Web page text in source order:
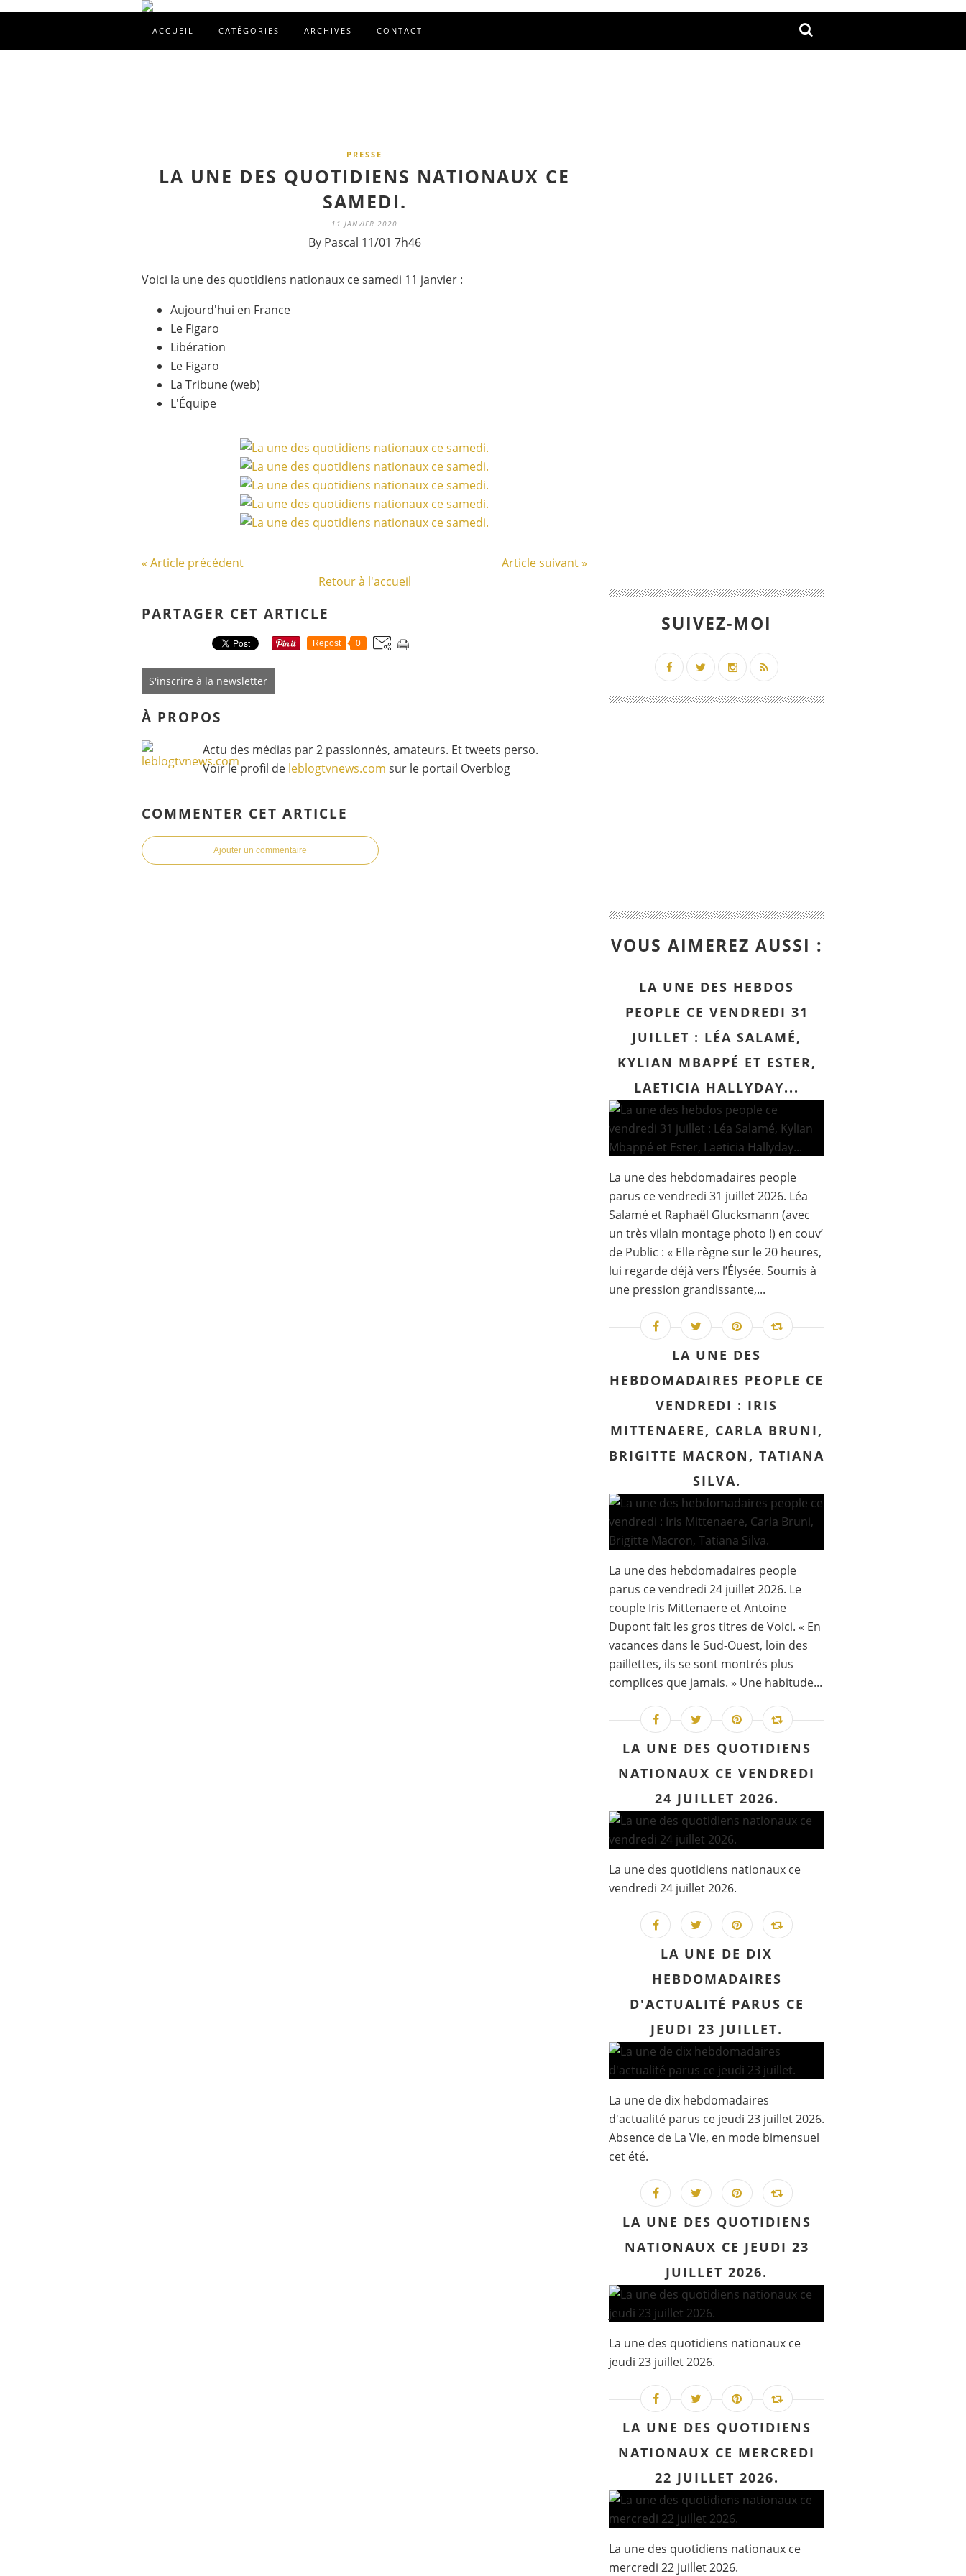
ACCUEIL CATÉGORIES ARCHIVES CONTACT
PRESSE
LA UNE DES QUOTIDIENS NATIONAUX CE
SAMEDI.
11 JANVIER 2020
By Pascal 11/01 7h46
Voici la une des quotidiens nationaux ce samedi 11 janvier :
Aujourd'hui en France
Le Figaro
Libération
Le Figaro
La Tribune (web)
L'Équipe
« Article précédent
Article suivant »
Retour à l'accueil
PARTAGER CET ARTICLE
Repost 0
S'inscrire à la newsletter
À PROPOS
Actu des médias par 2 passionnés, amateurs. Et tweets perso.
Voir le profil de leblogtvnews.com sur le portail Overblog
COMMENTER CET ARTICLE
Ajouter un commentaire
SUIVEZ-MOI
VOUS AIMEREZ AUSSI :
LA UNE DES HEBDOS
PEOPLE CE VENDREDI 31
JUILLET : LÉA SALAMÉ,
KYLIAN MBAPPÉ ET ESTER,
LAETICIA HALLYDAY...
La une des hebdomadaires people
parus ce vendredi 31 juillet 2026. Léa
Salamé et Raphaël Glucksmann (avec
un très vilain montage photo !) en couv’
de Public : « Elle règne sur le 20 heures,
lui regarde déjà vers l’Élysée. Soumis à
une pression grandissante,...
LA UNE DES
HEBDOMADAIRES PEOPLE CE
VENDREDI : IRIS
MITTENAERE, CARLA BRUNI,
BRIGITTE MACRON, TATIANA
SILVA.
La une des hebdomadaires people
parus ce vendredi 24 juillet 2026. Le
couple Iris Mittenaere et Antoine
Dupont fait les gros titres de Voici. « En
vacances dans le Sud-Ouest, loin des
paillettes, ils se sont montrés plus
complices que jamais. » Une habitude...
LA UNE DES QUOTIDIENS
NATIONAUX CE VENDREDI
24 JUILLET 2026.
La une des quotidiens nationaux ce
vendredi 24 juillet 2026.
LA UNE DE DIX
HEBDOMADAIRES
D'ACTUALITÉ PARUS CE
JEUDI 23 JUILLET.
La une de dix hebdomadaires
d'actualité parus ce jeudi 23 juillet 2026.
Absence de La Vie, en mode bimensuel
cet été.
LA UNE DES QUOTIDIENS
NATIONAUX CE JEUDI 23
JUILLET 2026.
La une des quotidiens nationaux ce
jeudi 23 juillet 2026.
LA UNE DES QUOTIDIENS
NATIONAUX CE MERCREDI
22 JUILLET 2026.
La une des quotidiens nationaux ce
mercredi 22 juillet 2026.